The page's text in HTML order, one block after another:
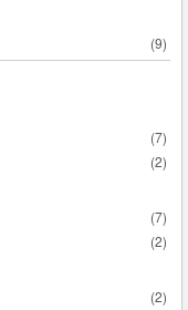
(9)
(7)
(2)
(7)
(2)
(2)